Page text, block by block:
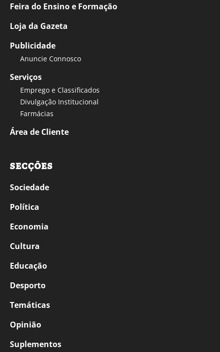
Feira do Ensino e Formação
Loja da Gazeta
Publicidade
Anuncie Connosco
Serviços
Emprego e Classificados
Divulgação Institucional
Farmácias
Área de Cliente
SECÇÕES
Sociedade
Política
Economia
Cultura
Educação
Desporto
Temáticas
Opinião
Suplementos